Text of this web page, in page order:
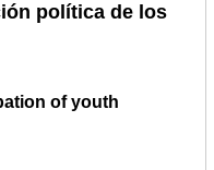
política de los
of youth